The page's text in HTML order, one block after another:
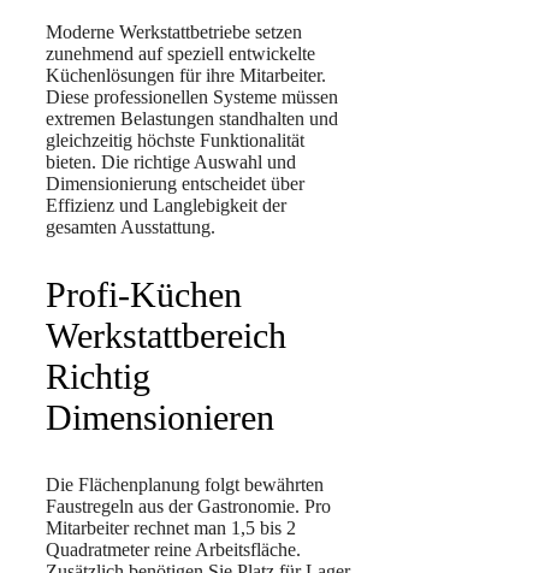
Moderne Werkstattbetriebe setzen
zunehmend auf speziell entwickelte
Küchenlösungen für ihre Mitarbeiter.
Diese professionellen Systeme müssen
extremen Belastungen standhalten und
gleichzeitig höchste Funktionalität
bieten. Die richtige Auswahl und
Dimensionierung entscheidet über
Effizienz und Langlebigkeit der
gesamten Ausstattung.
Profi-Küchen
Werkstattbereich
Richtig
Dimensionieren
Die Flächenplanung folgt bewährten
Faustregeln aus der Gastronomie. Pro
Mitarbeiter rechnet man 1,5 bis 2
Quadratmeter reine Arbeitsfläche.